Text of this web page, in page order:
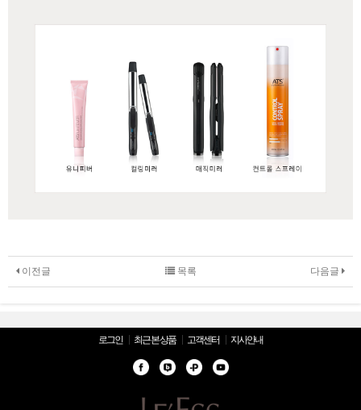
이전글 다음글
목록
로그인 최근 본 상품 고객센터 지사안내